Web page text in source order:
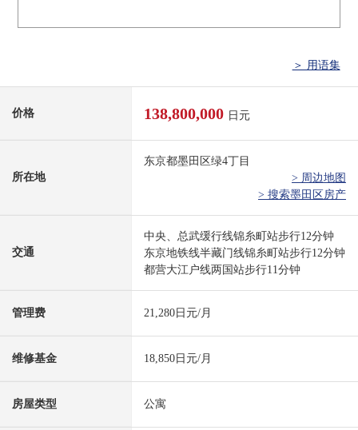
＞ 用语集
价格 138,800,000 日元
所在地
东京都墨田区绿4丁目
> 周边地图
> 搜索墨田区房产
交通
中央、总武缓行线锦糸町站步行12分钟
东京地铁线半藏门线锦糸町站步行12分钟
都营大江户线两国站步行11分钟
管理费 21,280日元/月
维修基金 18,850日元/月
房屋类型 公寓